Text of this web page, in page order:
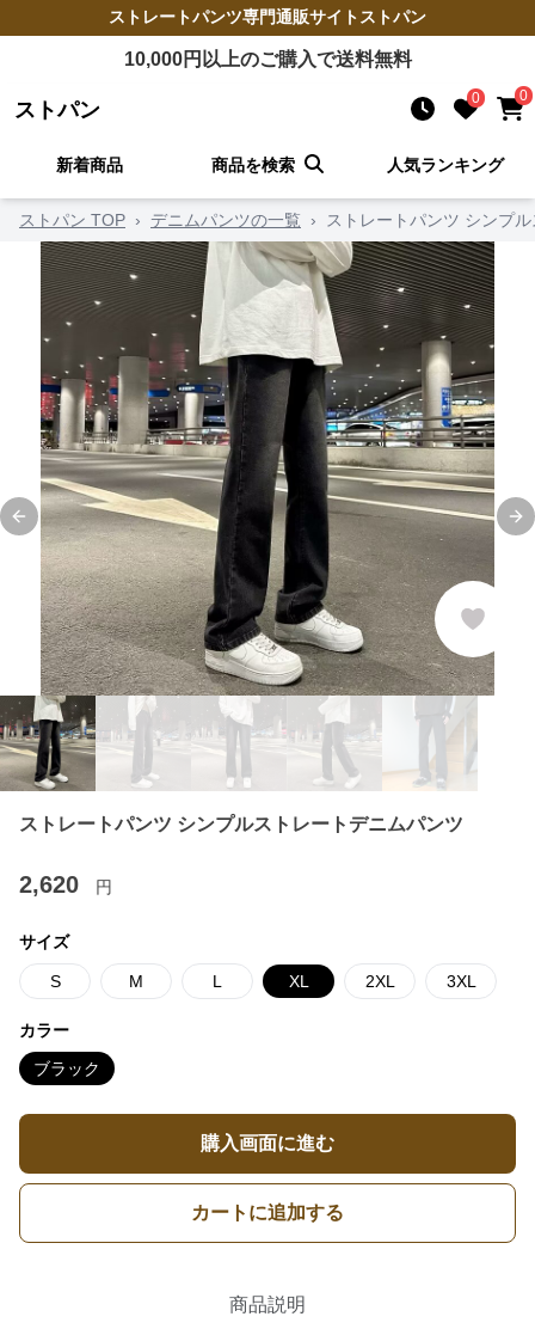
ストレートパンツ専門通販サイト ストパン
10,000円以上のご購入で送料無料
ストパン 0 0
新着商品 商品を検索 人気ランキング
ストパン TOP › デニムパンツの一覧 › ストレートパンツ シンプ
Previous slide
ストレートパンツ シンプルストレートデニムパンツ
2,620 円
サイズ
S M L XL 2XL 3XL
カラー
ブラック
購入画面に進む
カートに追加する
商品説明